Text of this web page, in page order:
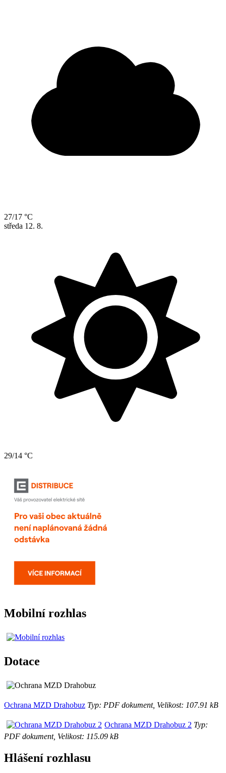
27/17 °C
středa 12. 8.
29/14 °C
Mobilní rozhlas
Dotace
Ochrana MZD Drahobuz Typ: PDF dokument, Velikost: 107.91 kB
Ochrana MZD Drahobuz 2 Typ:
PDF dokument, Velikost: 115.09 kB
Hlášení rozhlasu